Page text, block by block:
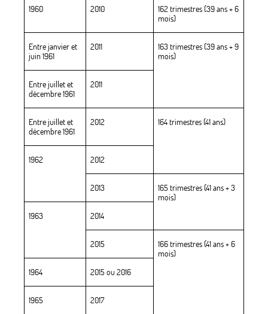
1960 2010
162 trimestres (39 ans + 6
mois)
Entre janvier et
juin 1961
2011
163 trimestres (39 ans + 9
mois)
Entre juillet et
décembre 1961
2011
Entre juillet et
décembre 1961
2012 164 trimestres (41 ans)
1962 2012
2013
165 trimestres (41 ans + 3
mois)
1963
2014
2015
166 trimestres (41 ans + 6
mois)
1964
2015 ou 2016
1965 2017